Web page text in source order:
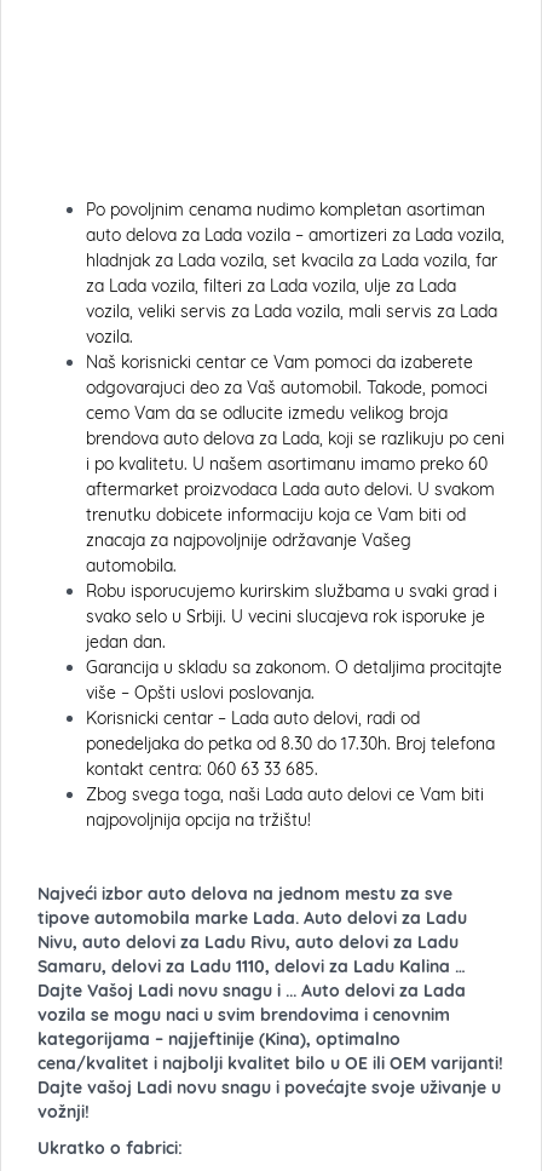
Po povoljnim cenama nudimo kompletan asortiman
auto delova za Lada vozila – amortizeri za Lada vozila,
hladnjak za Lada vozila, set kvacila za Lada vozila, far
za Lada vozila, filteri za Lada vozila, ulje za Lada
vozila, veliki servis za Lada vozila, mali servis za Lada
vozila.
Naš korisnicki centar ce Vam pomoci da izaberete
odgovarajuci deo za Vaš automobil. Takode, pomoci
cemo Vam da se odlucite izmedu velikog broja
brendova auto delova za Lada, koji se razlikuju po ceni
i po kvalitetu. U našem asortimanu imamo preko 60
aftermarket proizvodaca Lada auto delovi. U svakom
trenutku dobicete informaciju koja ce Vam biti od
znacaja za najpovoljnije održavanje Vašeg
automobila.
Robu isporucujemo kurirskim službama u svaki grad i
svako selo u Srbiji. U vecini slucajeva rok isporuke je
jedan dan.
Garancija u skladu sa zakonom. O detaljima procitajte
više – Opšti uslovi poslovanja.
Korisnicki centar – Lada auto delovi, radi od
ponedeljaka do petka od 8.30 do 17.30h. Broj telefona
kontakt centra: 060 63 33 685.
Zbog svega toga, naši Lada auto delovi ce Vam biti
najpovoljnija opcija na tržištu!
Najveći izbor auto delova na jednom mestu za sve
tipove automobila marke Lada. Auto delovi za Ladu
Nivu, auto delovi za Ladu Rivu, auto delovi za Ladu
Samaru, delovi za Ladu 1110, delovi za Ladu Kalina …
Dajte Vašoj Ladi novu snagu i ... Auto delovi za Lada
vozila se mogu naci u svim brendovima i cenovnim
kategorijama – najjeftinije (Kina), optimalno
cena/kvalitet i najbolji kvalitet bilo u OE ili OEM varijanti!
Dajte vašoj Ladi novu snagu i povećajte svoje uživanje u
vožnji!
Ukratko o fabrici: